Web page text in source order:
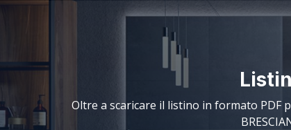
Oltre a scaricare il listino in formato